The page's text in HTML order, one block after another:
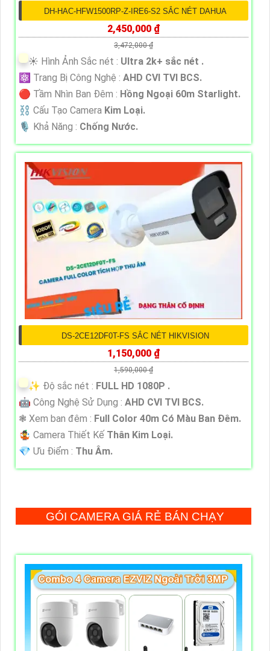
DH-HAC-HFW1500RP-Z-IRE6-S2 SẮC NÉT DAHUA
2,450,000 ₫
3,472,000 ₫
☀️ Hình Ảnh Sắc nét : Ultra 2k+ sắc nét .
⚛️ Trang Bị Công Nghệ : AHD CVI TVI BCS.
🔴 Tầm Nhìn Ban Đêm : Hồng Ngoại 60m Starlight.
⛓ Cấu Tạo Camera Kim Loại.
️🎙 Khả Năng : Chống Nước.
DS-2CE12DF0T-FS SẮC NÉT HIKVISION
1,150,000 ₫
1,590,000 ₫
✨ Độ sắc nét : FULL HD 1080P .
🤖️ Công Nghệ Sử Dụng : AHD CVI TVI BCS.
❃ Xem ban đêm : Full Color 40m Có Màu Ban Đêm.
🤹 Camera Thiết Kế Thân Kim Loại.
️💎 Ưu Điểm : Thu Âm.
GÓI CAMERA GIÁ RẺ BÁN CHẠY